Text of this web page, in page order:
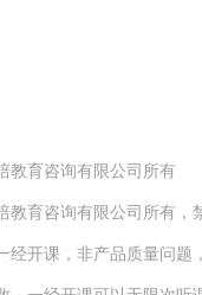
育咨询有限公司所有
育咨询有限公司所有，
开课，非产品质量问题